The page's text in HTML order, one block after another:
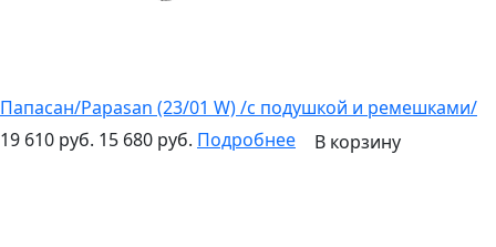
Папасан/Papasan (23/01 W) /с подушкой и ремешками/
19 610 руб. 15 680 руб. Подробнее В корзину